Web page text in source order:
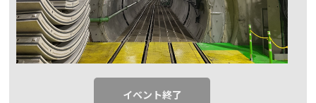
イベント終了